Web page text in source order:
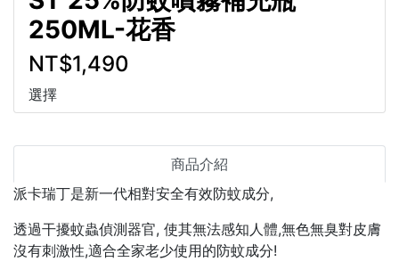
250ML-花香
NT$1,490
選擇
商品介紹
派卡瑞丁是新一代相對安全有效防蚊成分,
透過干擾蚊蟲偵測器官, 使其無法感知人體,無色無臭對皮膚
沒有刺激性,適合全家老少使用的防蚊成分!